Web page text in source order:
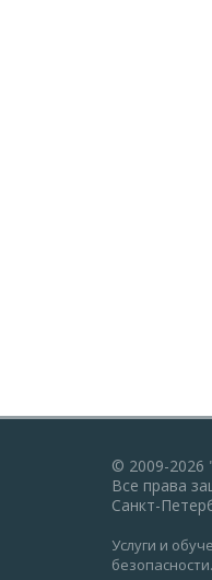
© 2009-2026
Все права
Санкт-
Услуги и
безопасности.